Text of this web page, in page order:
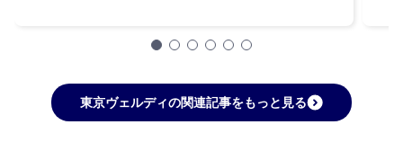
東京ヴェルディの関連記事をもっと見る